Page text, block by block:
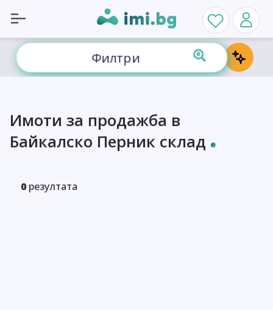
Филтри
Имоти за продажба в
Байкалско Перник склад
0 резултата